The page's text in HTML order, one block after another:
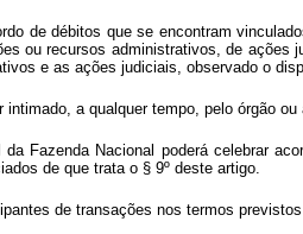
de débitos que se encontram
ou recursos administrativos, de
e as ações judiciais, observado o
intimado, a qualquer tempo, pelo órgão
da Fazenda Nacional poderá celebrar
de que trata o § 9º deste artigo.
de transações nos termos